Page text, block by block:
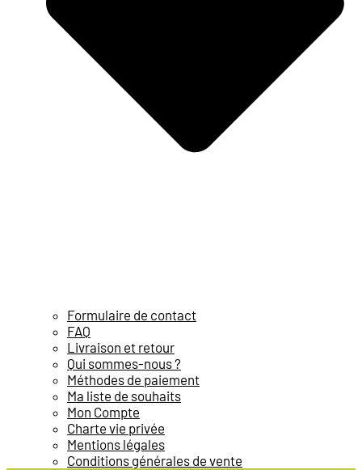
Formulaire de contact
FAQ
Livraison et retour
Qui sommes-nous ?
Méthodes de paiement
Ma liste de souhaits
Mon Compte
Charte vie privée
Mentions légales
Conditions générales de vente